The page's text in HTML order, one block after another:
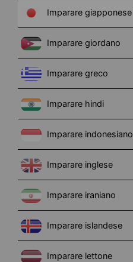
Imparare giapponese
Imparare giordano
Imparare greco
Imparare hindi
Imparare indonesiano
Imparare inglese
Imparare iraniano
Imparare islandese
Imparare lettone